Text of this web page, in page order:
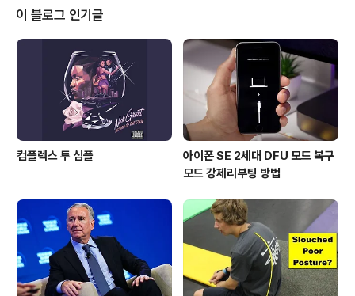
'인스파이어'를 참고하여 사제 폭탄까지 제조했다. 두 부부
는 현장에서 사살 됐으며 이때 사회 복지 센터 인근에서 제
3의 인물이 체포됐으나 총기 난사 사건과의 직접적인 연관
관계는 아직 규명하지 못하고 있다. 당시 언론 보도에 따르
면 인랜드 리저널 센터의 컨퍼런스 룸에서, 파룩이 소속된
이 블로그 인기글
컴플렉스 투 심플
아이폰 SE 2세대 DFU 모드 복구
모드 강제리부팅 방법